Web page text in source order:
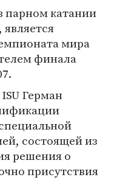
катании
мира
финала
Герман
состоящей из
решения о
присутствия